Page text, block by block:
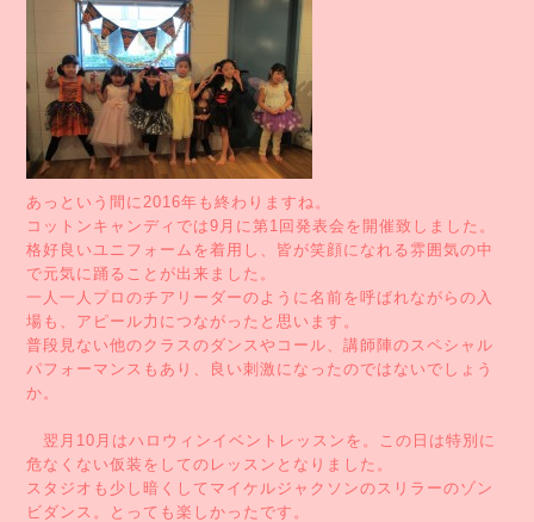
あっという間に2016年も終わりますね。
コットンキャンディでは9月に第1回発表会を開催致しました。
格好良いユニフォームを着用し、皆が笑顔になれる雰囲気の中
で元気に踊ることが出来ました。
一人一人プロのチアリーダーのように名前を呼ばれながらの入
場も、アピール力につながったと思います。
普段見ない他のクラスのダンスやコール、講師陣のスペシャル
パフォーマンスもあり、良い刺激になったのではないでしょう
か。
翌月10月はハロウィンイベントレッスンを。この日は特別に
危なくない仮装をしてのレッスンとなりました。
スタジオも少し暗くしてマイケルジャクソンのスリラーのゾン
ビダンス。とっても楽しかったです。